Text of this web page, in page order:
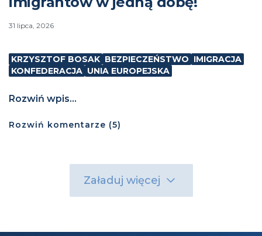
31 lipca, 2026
KRZYSZTOF BOSAK BEZPIECZEŃSTWO IMIGRACJA
KONFEDERACJA UNIA EUROPEJSKA
Rozwiń wpis...
Rozwiń komentarze (5)
Załaduj więcej